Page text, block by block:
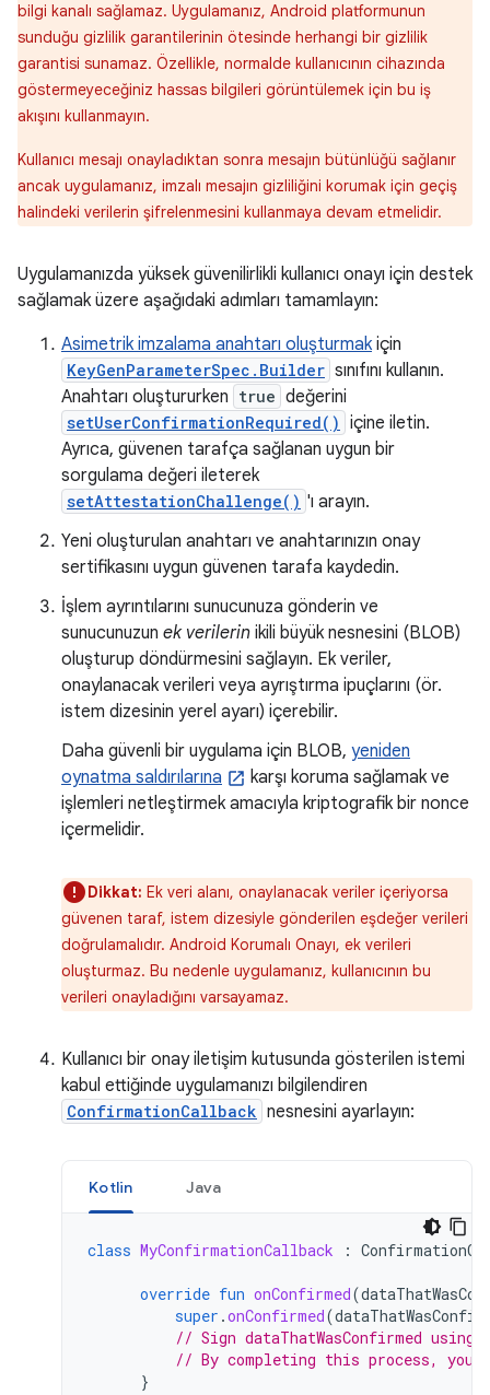
bilgi kanalı sağlamaz. Uygulamanız, Android platformunun
sunduğu gizlilik garantilerinin ötesinde herhangi bir gizlilik
garantisi sunamaz. Özellikle, normalde kullanıcının cihazında
göstermeyeceğiniz hassas bilgileri görüntülemek için bu iş
akışını kullanmayın.
Kullanıcı mesajı onayladıktan sonra mesajın bütünlüğü sağlanır
ancak uygulamanız, imzalı mesajın gizliliğini korumak için geçiş
halindeki verilerin şifrelenmesini kullanmaya devam etmelidir.
Uygulamanızda yüksek güvenilirlikli kullanıcı onayı için destek
sağlamak üzere aşağıdaki adımları tamamlayın:
Asimetrik imzalama anahtarı oluşturmakiçin
KeyGenParameterSpec.Builder sınıfını kullanın.
Anahtarı oluştururken true değerini
setUserConfirmationRequired() içine iletin.
Ayrıca, güvenen tarafça sağlanan uygun bir
sorgulama değeri ileterek
setAttestationChallenge() 'ı arayın.
Yeni oluşturulan anahtarı ve anahtarınızın onay
sertifikasını uygun güvenen tarafa kaydedin.
İşlem ayrıntılarını sunucunuza gönderin ve
sunucunuzun ek verilerin ikili büyük nesnesini (BLOB)
oluşturup döndürmesini sağlayın. Ek veriler,
onaylanacak verileri veya ayrıştırma ipuçlarını (ör.
istem dizesinin yerel ayarı) içerebilir.
Daha güvenli bir uygulama için BLOB, yeniden
oynatma saldırılarına
karşı koruma sağlamak ve
işlemleri netleştirmek amacıyla kriptografik bir nonce
içermelidir.
Dikkat: Ek veri alanı, onaylanacak veriler içeriyorsa
güvenen taraf, istem dizesiyle gönderilen eşdeğer verileri
doğrulamalıdır. Android Korumalı Onayı, ek verileri
oluşturmaz. Bu nedenle uygulamanız, kullanıcının bu
verileri onayladığını varsayamaz.
Kullanıcı bir onay iletişim kutusunda gösterilen istemi
kabul ettiğinde uygulamanızı bilgilendiren
ConfirmationCallback nesnesini ayarlayın:
Kotlin Java
class MyConfirmationCallback :
override fun onConfirmed(
super .onConfirmed(
// Sign dataThatWasConfirmed
// By completing this process, you
}